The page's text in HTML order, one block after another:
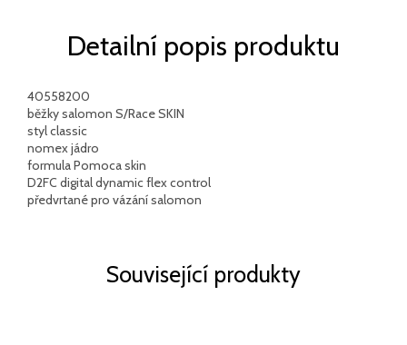
Související produkty
Detailní popis produktu
40558200
běžky salomon S/Race SKIN
styl classic
nomex jádro
formula Pomoca skin
D2FC digital dynamic flex control
předvrtané pro vázání salomon